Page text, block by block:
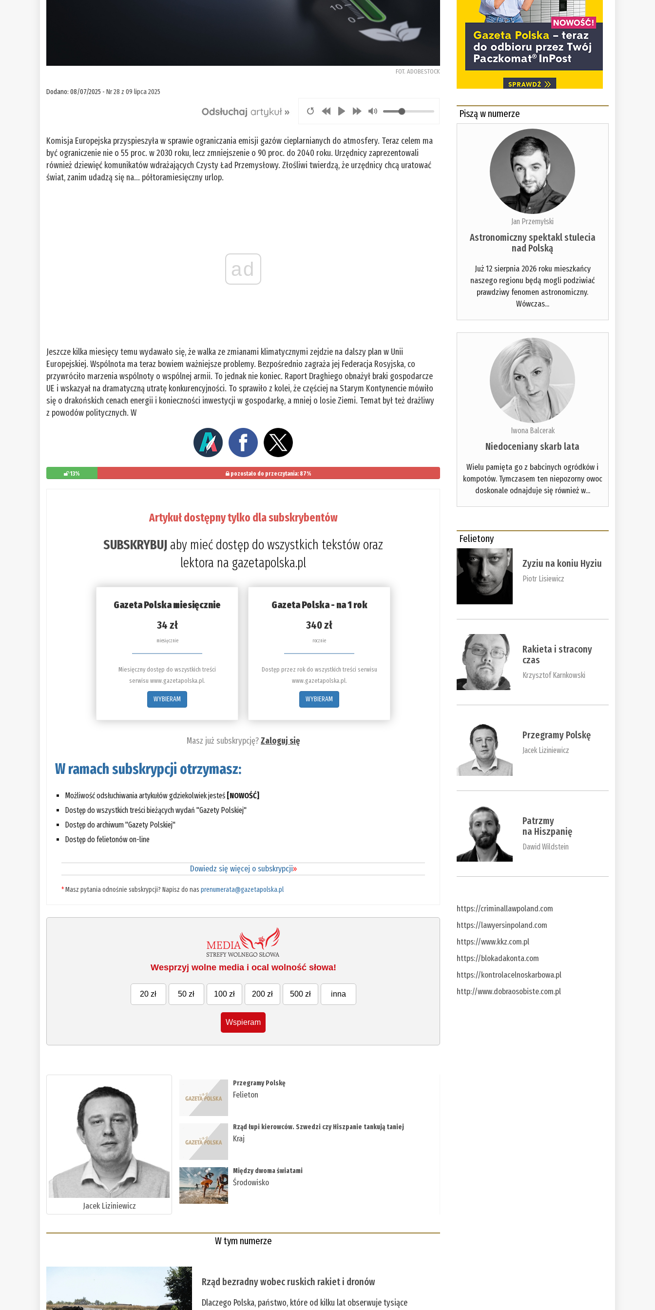
FOT. ADOBESTOCK
Dodano: 08/07/2025 -Nr 28 z 09 lipca 2025
Komisja Europejska przyspieszyła w sprawie ograniczania emisji gazów cieplarnianych do atmosfery. Teraz celem ma
być ograniczenie nie o 55 proc. w 2030 roku, lecz zmniejszenie o 90 proc. do 2040 roku. Urzędnicy zaprezentowali
również dziewięć komunikatów wdrażających Czysty Ład Przemysłowy. Złośliwi twierdzą, że urzędnicy chcą uratować
świat, zanim udadzą się na... półtoramiesięczny urlop.
ad
Jeszcze kilka miesięcy temu wydawało się, że walka ze zmianami klimatycznymi zejdzie na dalszy plan w Unii
Europejskiej. Wspólnota ma teraz bowiem ważniejsze problemy. Bezpośrednio zagraża jej Federacja Rosyjska, co
przywróciło marzenia wspólnoty o wspólnej armii. To jednak nie koniec. Raport Draghiego obnażył braki gospodarcze
UE i wskazyał na dramatyczną utratę konkurencyjności. To sprawiło z kolei, że częściej na Starym Kontynencie mówiło
się o drakońskich cenach energii i konieczności inwestycji w gospodarkę, a mniej o losie Ziemi. Temat był też drażliwy
z powodów politycznych. W
13% pozostało do przeczytania: 87%
Artykuł dostępny tylko dla subskrybentów
SUBSKRYBUJ aby mieć dostęp do wszystkich tekstów oraz
lektora na gazetapolska.pl
Gazeta Polska miesięcznie
34 zł
miesięcznie
Miesięczny dostęp do wszystkich treści
serwisu www.gazetapolska.pl.
WYBIERAM
Gazeta Polska - na 1 rok
340 zł
rocznie
Dostęp przez rok do wszystkich treści serwisu
www.gazetapolska.pl.
WYBIERAM
Masz już subskrypcję?Zaloguj się
W ramach subskrypcji otrzymasz:
Możliwość odsłuchiwania artykułów gdziekolwiek jesteś [NOWOŚĆ]
Dostęp do wszystkich treści bieżących wydań "Gazety Polskiej"
Dostęp do archiwum "Gazety Polskiej"
Dostęp do felietonów on-line
Dowiedz się więcej o subskrypcji»
*Masz pytania odnośnie subskrypcji? Napisz do nasprenumerata@gazetapolska.pl
Wesprzyj wolne media i ocal wolność słowa!
20 zł 50 zł 100 zł 200 zł 500 zł inna
Wspieram
Jacek Liziniewicz
Przegramy Polskę
Felieton
Rząd łupi kierowców. Szwedzi czy Hiszpanie tankują taniej
Kraj
Między dwoma światami
Środowisko
W tym numerze
Rząd bezradny wobec ruskich rakiet i dronów
Dlaczego Polska, państwo, które od kilku lat obserwuje tysiące
Piszą w numerze
Jan Przemyłski
Astronomiczny spektakl stulecia
nad Polską
Już 12 sierpnia 2026 roku mieszkańcy
naszego regionu będą mogli podziwiać
prawdziwy fenomen astronomiczny.
Wówczas...
Iwona Balcerak
Niedoceniany skarb lata
Wielu pamięta go z babcinych ogródków i
kompotów. Tymczasem ten niepozorny owoc
doskonale odnajduje się również w...
Felietony
Zyziu na koniu Hyziu
Piotr Lisiewicz
Rakieta i stracony
czas
Krzysztof Karnkowski
Przegramy Polskę
Jacek Liziniewicz
Patrzmy
na Hiszpanię
Dawid Wildstein
https://criminallawpoland.com
https://lawyersinpoland.com
https://www.kkz.com.pl
https://blokadakonta.com
https://kontrolacelnoskarbowa.pl
http://www.dobraosobiste.com.pl